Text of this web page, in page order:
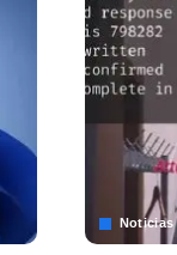
Noticias